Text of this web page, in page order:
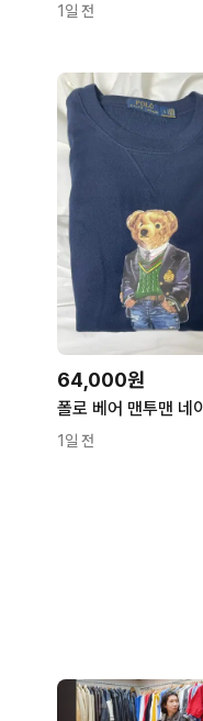
1일 전
64,000원
1일 전